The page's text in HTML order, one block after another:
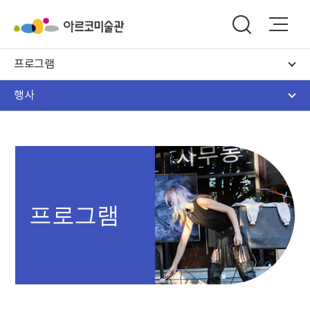
프로그램
행사
프로그램